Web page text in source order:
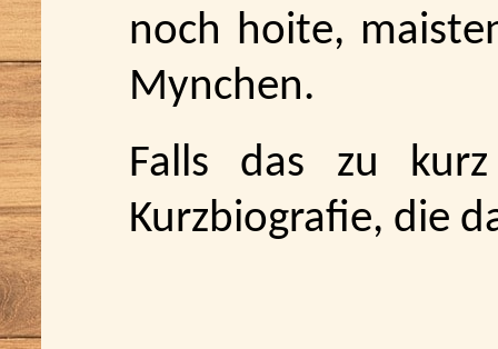
noch hoite,
Mynchen.
Falls das zu
Kurzbiografie, die